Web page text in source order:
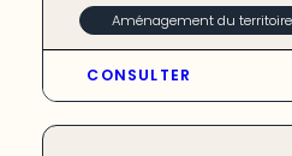
Aménagement du territoire
CONSULTER